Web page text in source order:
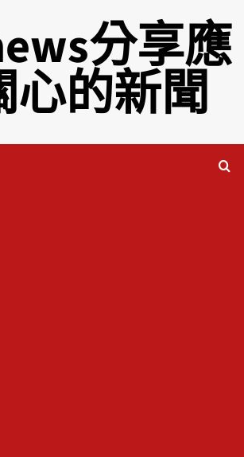
分享應
心的新聞